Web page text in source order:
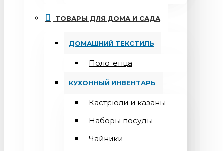
ТОВАРЫ ДЛЯ ДОМА И САДА
ДОМАШНИЙ ТЕКСТИЛЬ
Полотенца
КУХОННЫЙ ИНВЕНТАРЬ
Кастрюли и казаны
Наборы посуды
Чайники